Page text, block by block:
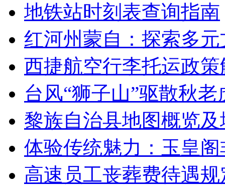
地铁站时刻表查询指南
红河州蒙自：探索多
西捷航空行李托运政
台风“狮子山”驱散秋
黎族自治县地图概览
体验传统魅力：玉皇
高速员工丧葬费待遇